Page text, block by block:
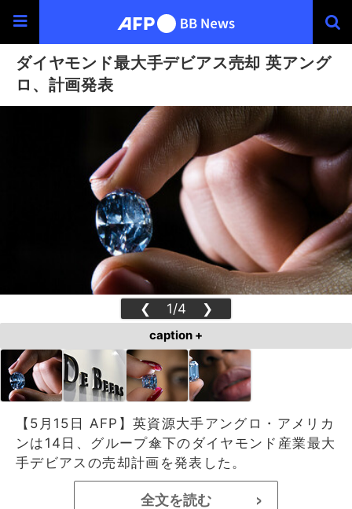
ダイヤモンド最大手デビアス売却 英アング
ロ、計画発表
❮ 1/4 ❯
caption +
【5月15日 AFP】英資源大手アングロ・アメリカ
ンは14日、グループ傘下のダイヤモンド産業最大
手デビアスの売却計画を発表した。
全文を読む >